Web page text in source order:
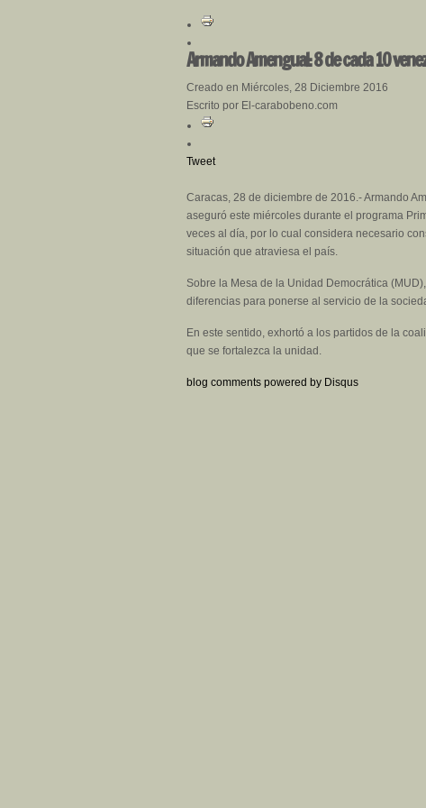
Armando Amengual: 8 de cada 10
Creado en Miércoles, 28 Diciembre 2016
Escrito por El-carabobeno.com
Tweet
Caracas, 28 de diciembre de 2016.- Armando
aseguró este miércoles durante el programa
veces al día, por lo cual considera necesario
situación que atraviesa el país.
Sobre la Mesa de la Unidad Democrática
diferencias para ponerse al servicio de la
En este sentido, exhortó a los partidos de la
que se fortalezca la unidad.
blog comments powered by Disqus